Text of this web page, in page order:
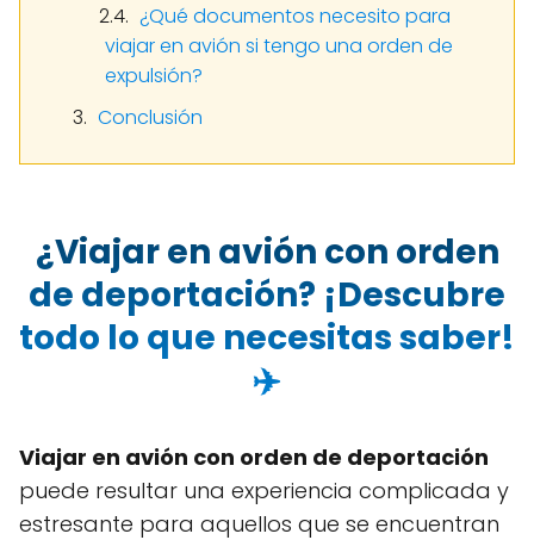
¿Qué documentos necesito para
viajar en avión si tengo una orden de
expulsión?
Conclusión
¿Viajar en avión con orden
de deportación? ¡Descubre
todo lo que necesitas saber!
✈️
Viajar en avión con orden de deportación
puede resultar una experiencia complicada y
estresante para aquellos que se encuentran